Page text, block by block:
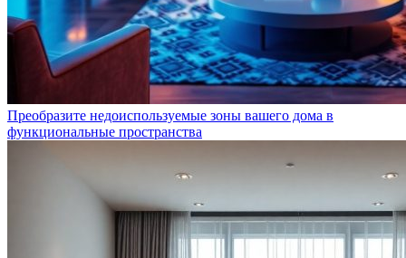
Преобразите недоиспользуемые зоны вашего дома в
функциональные пространства